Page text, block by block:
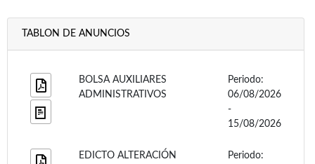
TABLON DE ANUNCIOS
BOLSA AUXILIARES
ADMINISTRATIVOS
Periodo:
06/08/2026
-
15/08/2026
EDICTO ALTERACIÓN
Periodo: